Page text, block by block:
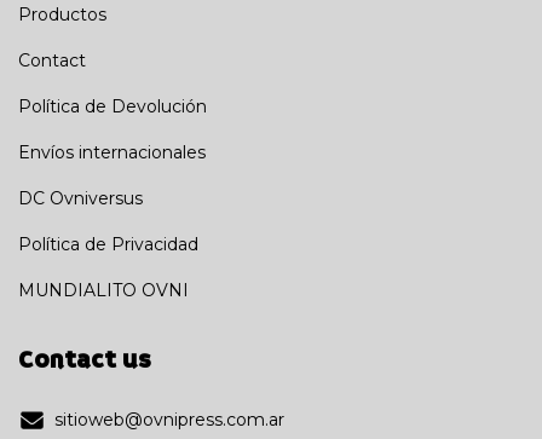
Productos
Contact
Política de Devolución
Envíos internacionales
DC Ovniversus
Política de Privacidad
MUNDIALITO OVNI
Contact us
sitioweb@ovnipress.com.ar